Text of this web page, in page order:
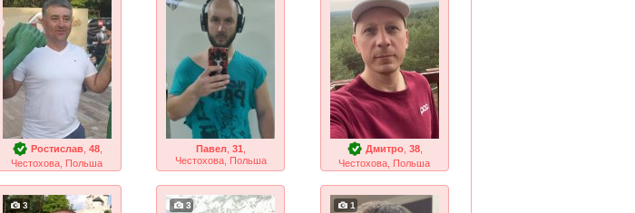
Ростислав, 48,
Честохова, Польша
Павел, 31
Честохова, Польша
Дмитро, 38,
Честохова, Польша
3 3 1